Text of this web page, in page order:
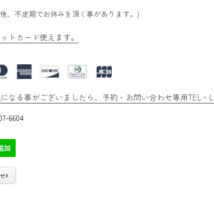
、不定期でお休みを頂く事があります。)
トカード使えます。
なる事がございましたら、予約・お問い合わせ専用TEL・
6604